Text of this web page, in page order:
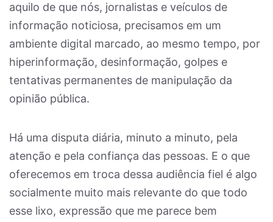
aquilo de que nós, jornalistas e veículos de
informação noticiosa, precisamos em um
ambiente digital marcado, ao mesmo tempo, por
hiperinformação, desinformação, golpes e
tentativas permanentes de manipulação da
opinião pública.
Há uma disputa diária, minuto a minuto, pela
atenção e pela confiança das pessoas. E o que
oferecemos em troca dessa audiência fiel é algo
socialmente muito mais relevante do que todo
esse lixo, expressão que me parece bem